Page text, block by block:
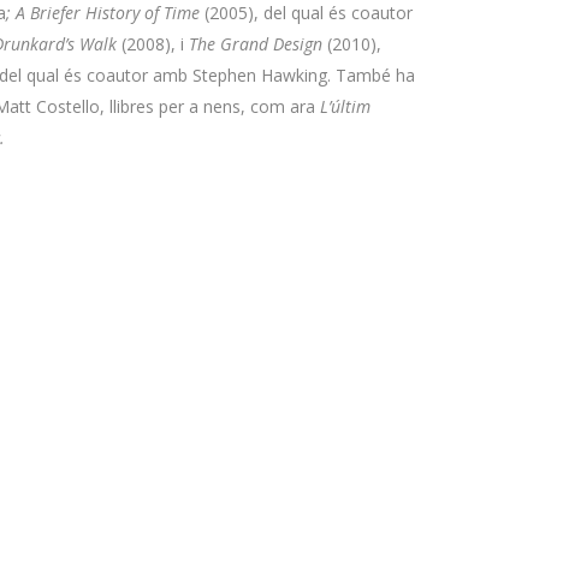
; A Briefer History of Time (2005), del qual és coautor
Walk (2008), i The Grand Design (2010),
qual és coautor amb Stephen Hawking. També ha
Costello, llibres per a nens, com ara L’últim
.